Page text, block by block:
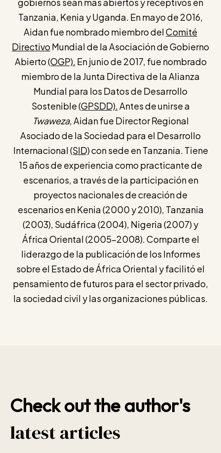
Tanzania, Kenia y Uganda. En mayo de 2016,
Aidan fue nombrado miembro delComité
Directivo Mundial de la Asociación de Gobierno
Abierto(OGP). En junio de 2017, fue nombrado
miembro de la Junta Directiva de la Alianza
Mundial para los Datos de Desarrollo
Sostenible(GPSDD). Antes de unirse a
Twaweza, Aidan fue Director Regional
Asociado de la Sociedad para el Desarrollo
Internacional(SID)con sede en Tanzania. Tiene
15 años de experiencia como practicante de
escenarios, a través de la participación en
proyectos nacionales de creación de
escenarios en Kenia (2000 y 2010), Tanzania
(2003), Sudáfrica (2004), Nigeria (2007) y
África Oriental (2005-2008). Comparte el
liderazgo de la publicación de los Informes
sobre el Estado de África Oriental y facilitó el
pensamiento de futuros para el sector privado,
la sociedad civil y las organizaciones públicas.
Check out the author's
latest articles